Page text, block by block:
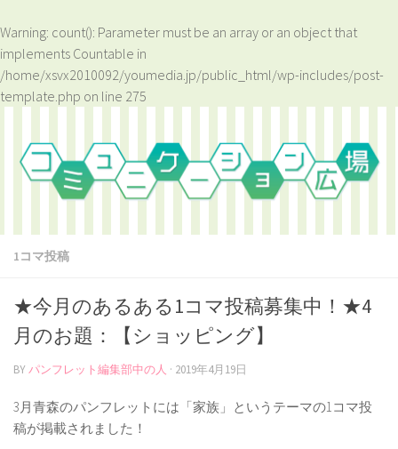
Warning: count(): Parameter must be an array or an object that
implements Countable in
/home/xsvx2010092/youmedia.jp/public_html/wp-includes/post-
template.php on line 275
1コマ投稿
★今月のあるある1コマ投稿募集中！★4
月のお題：【ショッピング】
BYパンフレット編集部中の人 · 2019年4月19日
3月青森のパンフレットには「家族」というテーマの1コマ投
稿が掲載されました！